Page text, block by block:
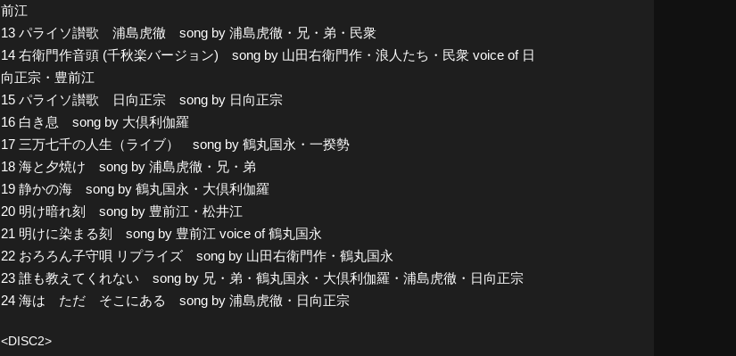
前江
13 パライソ讃歌 浦島虎徹 song by 浦島虎徹・兄・弟・民衆
14 右衛門作音頭 (千秋楽バージョン) song by 山田右衛門作・浪人たち・民衆 voice of 日
向正宗・豊前江
15 パライソ讃歌 日向正宗 song by 日向正宗
16 白き息 song by 大倶利伽羅
17 三万七千の人生（ライブ） song by 鶴丸国永・一揆勢
18 海と夕焼け song by 浦島虎徹・兄・弟
19 静かの海 song by 鶴丸国永・大倶利伽羅
20 明け暗れ刻 song by 豊前江・松井江
21 明けに染まる刻 song by 豊前江 voice of 鶴丸国永
22 おろろん子守唄 リプライズ song by 山田右衛門作・鶴丸国永
23 誰も教えてくれない song by 兄・弟・鶴丸国永・大倶利伽羅・浦島虎徹・日向正宗
24 海は ただ そこにある song by 浦島虎徹・日向正宗
<DISC2>